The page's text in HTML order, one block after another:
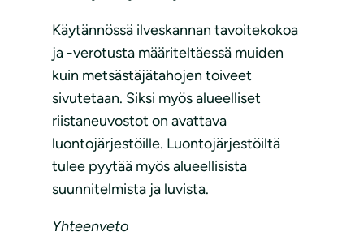
Käytännössä ilveskannan tavoitekokoa
ja -verotusta määriteltäessä muiden
kuin metsästäjätahojen toiveet
sivutetaan. Siksi myös alueelliset
riistaneuvostot on avattava
luontojärjestöille. Luontojärjestöiltä
tulee pyytää myös alueellisista
suunnitelmista ja luvista.
Yhteenveto